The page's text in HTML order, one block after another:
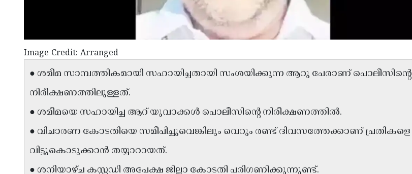
Image Credit: Arranged
● ശമീമ സാമ്പത്തികമായി സഹായിച്ചതായി സംശയിക്കുന്ന ആറു പേരാണ് പൊലീസിൻ്റെ
നിരീക്ഷണത്തിലുള്ളത്.
● ശമീമയെ സഹായിച്ച ആറ് യുവാക്കൾ പൊലീസിന്റെ നിരീക്ഷണത്തിൽ.
● വിചാരണ കോടതിയെ സമീപിച്ചുവെങ്കിലും വെറും രണ്ട് ദിവസത്തേക്കാണ് പ്രതികളെ
വിട്ടുകൊടുക്കാൻ തയ്യാറായത്.
● ശനിയാഴ്‌ച കസ്റ്റഡി അപേക്ഷ ജില്ലാ കോടതി പരിഗണിക്കുന്നുണ്ട്.